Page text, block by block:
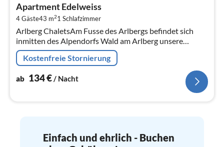
Apartment Edelweiss
4 Gäste43 m21 Schlafzimmer
Arlberg ChaletsAm Fusse des Arlbergs befindet sich
inmitten des Alpendorfs Wald am Arlberg unsere
Anlage  die Arlberg Chalets! Bei uns wird Urlaub neu
definiert!
Kostenfreie Stornierung
ab 134€/ Nacht
Einfach und ehrlich - Buchen